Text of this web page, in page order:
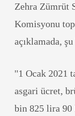
Zehra Zümrüt
Komisyonu
açıklamada,
''1 Ocak 2021
asgari ücret,
bin 825 lira